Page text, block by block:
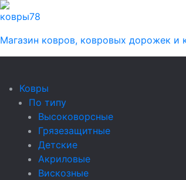
ковры78
Магазин ковров, ковровых дорожек и
Ковры
По типу
Высоковорсные
Грязезащитные
Детские
Акриловые
Вискозные